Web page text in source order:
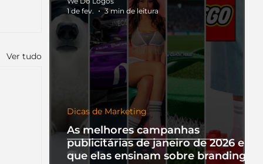
As melhores campanhas
publicitárias de janeiro de 2026 e o
que elas ensinam sobre branding
Dicas de Marketing
1 de fev.
3 min de leitura
Ver tudo